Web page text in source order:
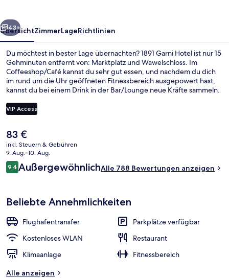
Weiter
43+
ÜbersichtZimmerLageRichtlinien
Du möchtest in bester Lage übernachten? 1891 Garni Hotel ist nur 15
Gehminuten entfernt von: Marktplatz und Wawelschloss. Im
Coffeeshop/Café kannst du sehr gut essen, und nachdem du dich
im rund um die Uhr geöffneten Fitnessbereich ausgepowert hast,
kannst du bei einem Drink in der Bar/Lounge neue Kräfte sammeln.
Salzbergwerk Wieliczka. Das hilfsbereite Personal und der
allgemeine Zustand erhalten tolle Bewertungen von anderen
VIP Access
Der
aktuelle
Preis
beträgt
83 €.
83 €
inkl. Steuern & Gebühren
9. Aug.–10. Aug.
Bewertungen
9,49,4 von 10.
AußergewöhnlichAlle 788 Bewertungen anzeigen
Beliebte Annehmlichkeiten
Flughafentransfer
Parkplätze verfügbar
Kostenloses WLAN
Restaurant
Klimaanlage
Fitnessbereich
Alle anzeigen